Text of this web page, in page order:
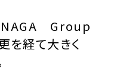
Group
を経て大きく